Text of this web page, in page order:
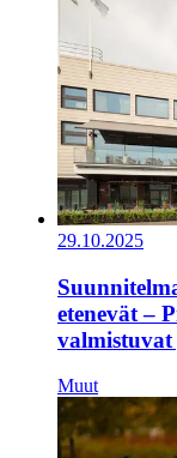
29.10.2025
etenevät –
Muut